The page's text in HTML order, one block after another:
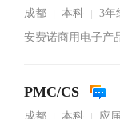
成都 本科 3年
安费诺商用电子产
PMC/CS
成都 本科 应